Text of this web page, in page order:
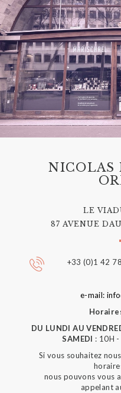
NICOLAS
LE
87 AVENUE
+33 (0)1 42
e-mail:
DU LUNDI AU
SAMEDI : 10H
Si vous souhaitez
nous pouvons vous
appelant